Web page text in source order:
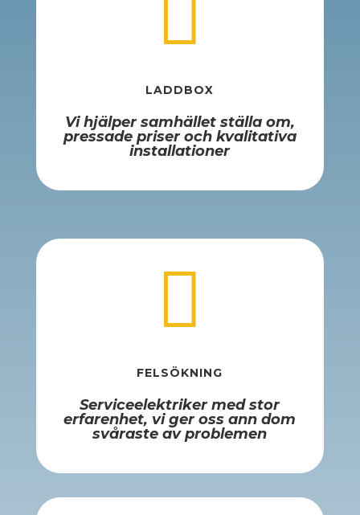

LADDBOX
Vi hjälper samhället ställa om,
pressade priser och kvalitativa
installationer

FELSÖKNING
Serviceelektriker med stor
erfarenhet, vi ger oss ann dom
svåraste av problemen